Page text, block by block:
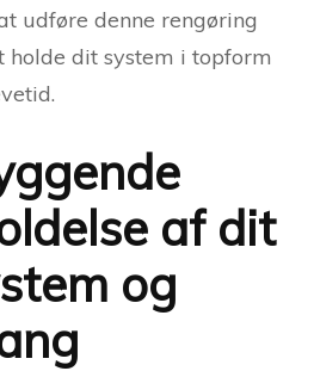
udføre denne rengøring
dit system i topform
af dit
og